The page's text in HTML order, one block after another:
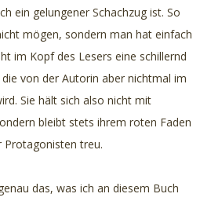
ein gelungener Schachzug ist. So
mögen, sondern man hat einfach
im Kopf des Lesers eine schillernd
von der Autorin aber nichtmal im
Sie hält sich also nicht mit
bleibt stets ihrem roten Faden
Protagonisten treu.
das, was ich an diesem Buch